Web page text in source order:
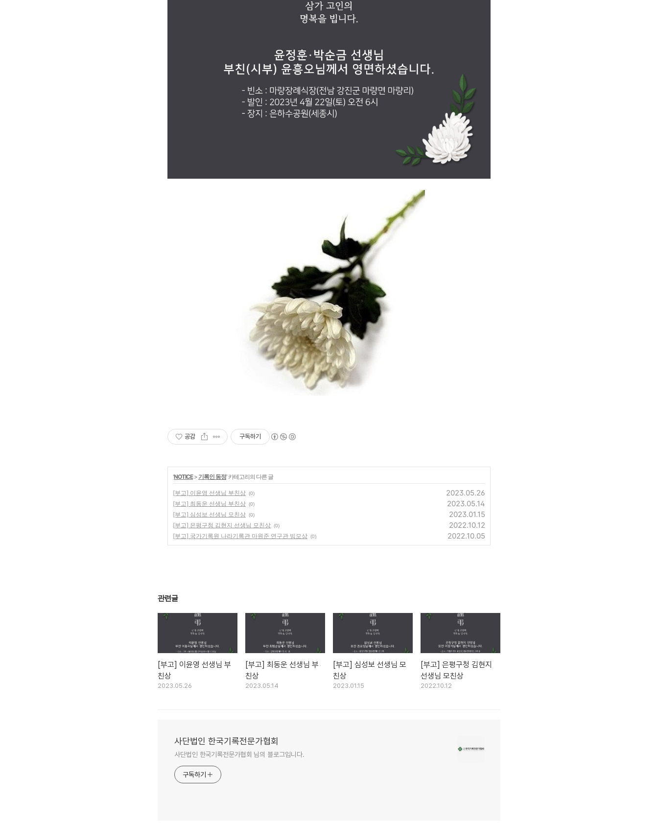
공감 구독하기
'NOTICE> 기록인 동정' 카테고리의 다른 글
[부고] 이윤영 선생님 부친상 (0) 2023.05.26
[부고] 최동운 선생님 부친상 (0) 2023.05.14
[부고] 심성보 선생님 모친상 (0) 2023.01.15
[부고] 은평구청 김현지 선생님 모친상 (0) 2022.10.12
[부고] 국가기록원 나라기록관 마원준 연구관 빙모상 (0) 2022.10.05
관련글
[부고] 이윤영 선생님 부
친상
2023.05.26
[부고] 최동운 선생님 부
친상
2023.05.14
[부고] 심성보 선생님 모
친상
2023.01.15
[부고] 은평구청 김현지
선생님 모친상
2022.10.12
사단법인 한국기록전문가협회
사단법인 한국기록전문가협회 님의 블로그입니다.
구독하기